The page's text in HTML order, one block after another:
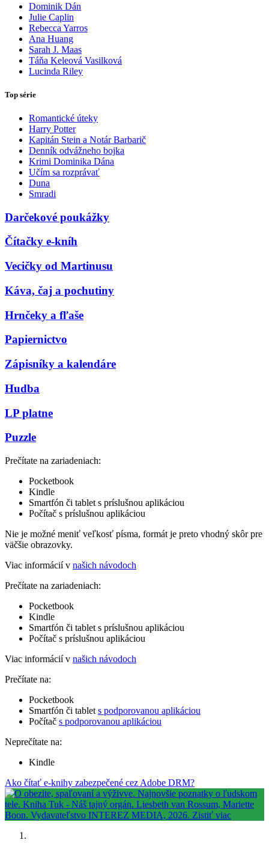
Dominik Dán
Julie Caplin
Rebecca Yarros
Ana Huang
Sarah J. Maas
Táňa Keleová Vasilková
Lucinda Riley
Top série
Romantické úteky
Harry Potter
Kapitán Stein a Notár Barbarič
Denník odvážneho bojka
Krimi Dominika Dána
Učím sa rozprávať
Duna
Smradi
Darčekové poukážky
Čítačky e-kníh
Vecičky od Martinusu
Káva, čaj a pochutiny
Hrnčeky a fľaše
Papiernictvo
Zápisníky a kalendáre
Hudba
LP platne
Puzzle
Prečítate na zariadeniach:
Pocketbook
Kindle
Smartfón či tablet s príslušnou aplikáciou
Počítač s príslušnou aplikáciou
Nie je možné meniť veľkosť písma, formát je preto vhodný skôr pre
väčšie obrazovky.
Viac informácií v našich návodoch
Prečítate na zariadeniach:
Pocketbook
Kindle
Smartfón či tablet s príslušnou aplikáciou
Počítač s príslušnou aplikáciou
Viac informácií v našich návodoch
Prečítate na:
Pocketbook
Smartfón či tablet s podporovanou aplikáciou
Počítač s podporovanou aplikáciou
Neprečítate na:
Kindle
Ako čítať e-knihy zabezpečené cez Adobe DRM?